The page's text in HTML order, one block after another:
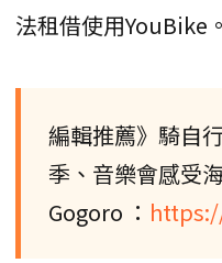
法租借使用YouBike。
編輯推薦》騎自
季、音樂會感受
Gogoro ：